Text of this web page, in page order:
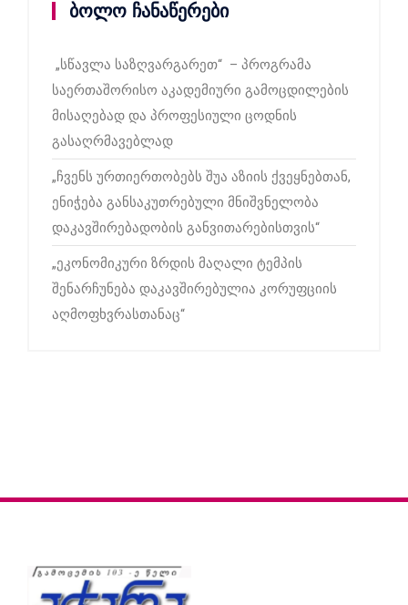
ბოლო ჩანაწერები
„სწავლა საზღვარგარეთ“ – პროგრამა
საერთაშორისო აკადემიური გამოცდილების
მისაღებად და პროფესიული ცოდნის
გასაღრმავებლად
„ჩვენს ურთიერთობებს შუა აზიის ქვეყნებთან,
ენიჭება განსაკუთრებული მნიშვნელობა
დაკავშირებადობის განვითარებისთვის“
„ეკონომიკური ზრდის მაღალი ტემპის
შენარჩუნება დაკავშირებულია კორუფციის
აღმოფხვრასთანაც“